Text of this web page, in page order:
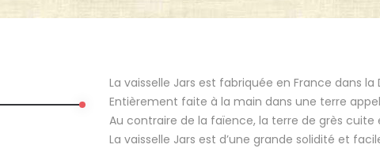
La vaisselle Jars est fabriquée en France dans la
Entièrement faite à la main dans une terre
Au contraire de la faïence, la terre de grès
La vaisselle Jars est d’une grande solidité et